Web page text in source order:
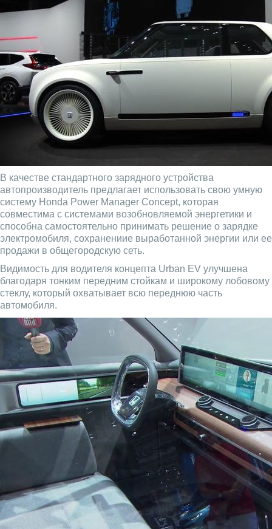
В качестве стандартного зарядного устройства
автопроизводитель предлагает использовать свою умную
систему Honda Power Manager Concept, которая
совместима с системами возобновляемой энергетики и
способна самостоятельно принимать решение о зарядке
электромобиля, сохранениие выработанной энергии или ее
продажи в общегородскую сеть.
Видимость для водителя концепта Urban EV улучшена
благодаря тонким передним стойкам и широкому лобовому
стеклу, который охватывает всю переднюю часть
автомобиля.